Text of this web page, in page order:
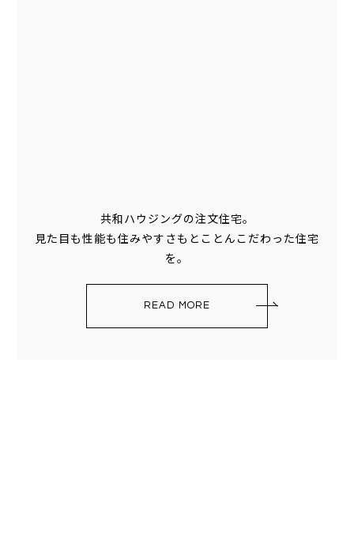
共和ハウジングの注文住宅。
見た目も性能も住みやすさもとことんこだわった住宅
を。
READ MORE